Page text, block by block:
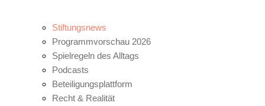
Stiftungsnews
Programmvorschau 2026
Spielregeln des Alltags
Podcasts
Beteiligungsplattform
Recht & Realität